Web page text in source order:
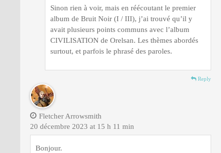
Sinon rien à voir, mais en réécoutant le premier
album de Bruit Noir (I / III), j’ai trouvé qu’il y
avait plusieurs points communs avec l’album
CIVILISATION de Orelsan. Les thèmes abordés
surtout, et parfois le phrasé des paroles.
Reply
Fletcher Arrowsmith
20 décembre 2023 at 15 h 11 min
Bonjour.